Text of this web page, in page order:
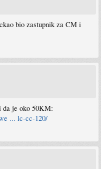
bio zastupnik za CM i
je oko 50KM:
... lc-cc-120/